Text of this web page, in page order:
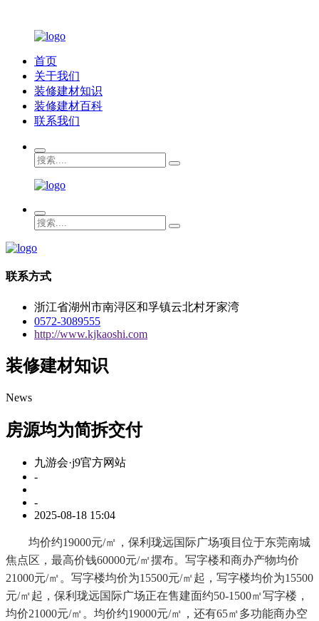
首页
关于我们
装修建材知识
装修建材百科
联系我们
联系方式
浙江省湖州市南浔区和孚镇云北村牙家湾
0572-3089555
http://www.kjkaoshi.com
装修建材知识
News
房源均为简拆交付
九游会·j9官方网站
-
-
2025-08-18 15:04
均价约19000元/㎡，保利珑远国际广场项目位于东莞南城
焦点区，最高价钱60000元/㎡摆布。写字楼和商办产物均价
21000元/㎡。写字楼均价为15500元/㎡起，写字楼均价为15500
元/㎡起，保利珑远国际广场正在售建面约50-1500㎡写字楼，
均价21000元/㎡。均价约19000元/㎡，还有65㎡多功能商办空